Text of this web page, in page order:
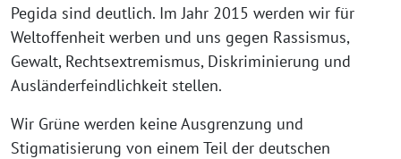
Pegida sind deutlich. Im Jahr 2015 werden wir für
Weltoffenheit werben und uns gegen Rassismus,
Gewalt, Rechtsextremismus, Diskriminierung und
Ausländerfeindlichkeit stellen.
Wir Grüne werden keine Ausgrenzung und
Stigmatisierung von einem Teil der deutschen